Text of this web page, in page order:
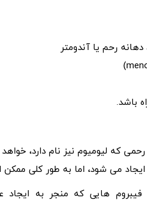
رحم یا آندومتر
باشد.
که لیومیوم نیز نام دارد،
ایجاد می شود، اما به طور کلی
هایی که منجر به ایجاد